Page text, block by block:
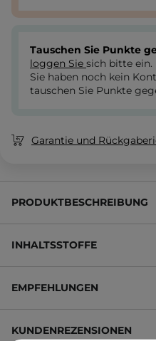
Tauschen Sie Punkte
loggen Sie sich bitte ein.
Sie haben noch kein
tauschen Sie Punkte
Garantie und
PRODUKTBESCHREIBUNG
INHALTSSTOFFE
EMPFEHLUNGEN
KUNDENREZENSIONEN